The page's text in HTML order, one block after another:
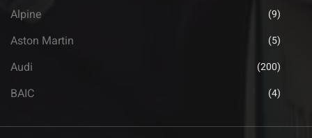
Alpine (9)
Aston Martin (5)
Audi (200)
BAIC (4)